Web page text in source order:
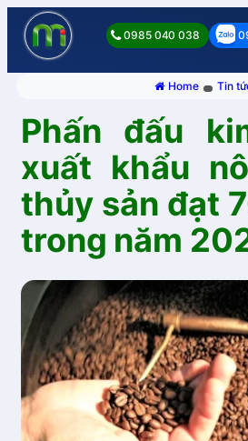
0985 040 038
Home Tin
Phấn đấu
xuất khẩu
thủy sản đạt
trong năm